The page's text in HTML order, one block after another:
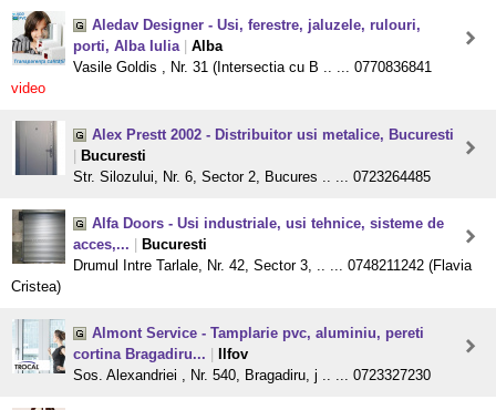
Aledav Designer - Usi, ferestre, jaluzele, rulouri,
porti, Alba Iulia
Alba
Vasile Goldis , Nr. 31 (Intersectia cu B .. ... 0770836841
video
Alex Prestt 2002 - Distribuitor usi metalice, Bucuresti
Bucuresti
Str. Silozului, Nr. 6, Sector 2, Bucures .. ... 0723264485
Alfa Doors - Usi industriale, usi tehnice, sisteme de
acces,...
Bucuresti
Drumul Intre Tarlale, Nr. 42, Sector 3, .. ... 0748211242 (Flavia
Cristea)
Almont Service - Tamplarie pvc, aluminiu, pereti
cortina Bragadiru...
Ilfov
Sos. Alexandriei , Nr. 540, Bragadiru, j .. ... 0723327230